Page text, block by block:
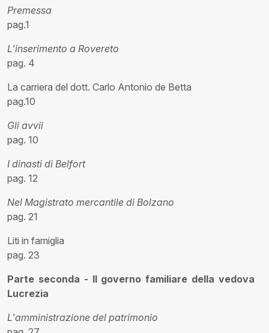
Premessa
pag.1
L'inserimento a Rovereto
pag. 4
La carriera del dott. Carlo Antonio de Betta
pag.10
Gli avvii
pag. 10
I dinasti di Belfort
pag. 12
Nel Magistrato mercantile di Bolzano
pag. 21
Liti in famiglia
pag. 23
Parte seconda - Il governo familiare della vedova
Lucrezia
L'amministrazione del patrimonio